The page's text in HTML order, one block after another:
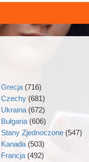
Grecja (716)
Czechy (681)
Ukraina (672)
Bułgaria (606)
Stany Zjednoczone (547)
Kanada (503)
Francja (492)